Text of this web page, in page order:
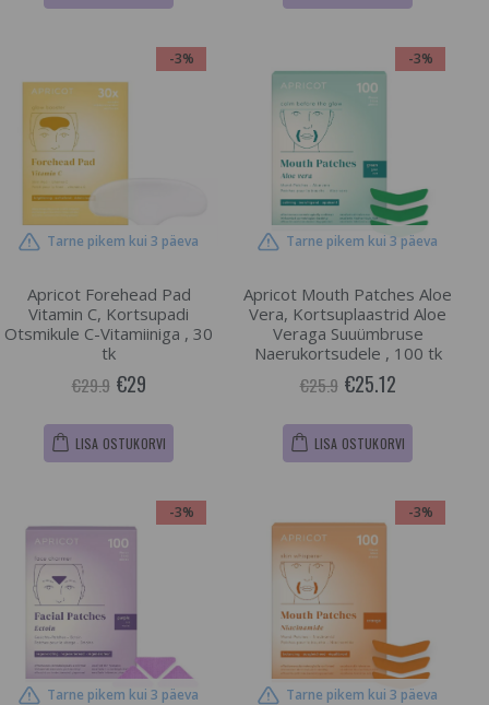
-3%
Tarne pikem kui 3 päeva
Apricot Forehead Pad
Vitamin C, Kortsupadi
Otsmikule C-Vitamiiniga , 30
tk
€29.9 €29
LISA OSTUKORVI
-3%
Tarne pikem kui 3 päeva
Apricot Mouth Patches Aloe
Vera, Kortsuplaastrid Aloe
Veraga Suuümbruse
Naerukortsudele , 100 tk
€25.9 €25.12
LISA OSTUKORVI
-3%
Tarne pikem kui 3 päeva
-3%
Tarne pikem kui 3 päeva